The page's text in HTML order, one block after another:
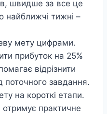
швидше за все це
найближчі тижні –
мету цифрами.
прибуток на 25%
відрізнити
поточного завдання.
на короткі етапи.
отримує практичне